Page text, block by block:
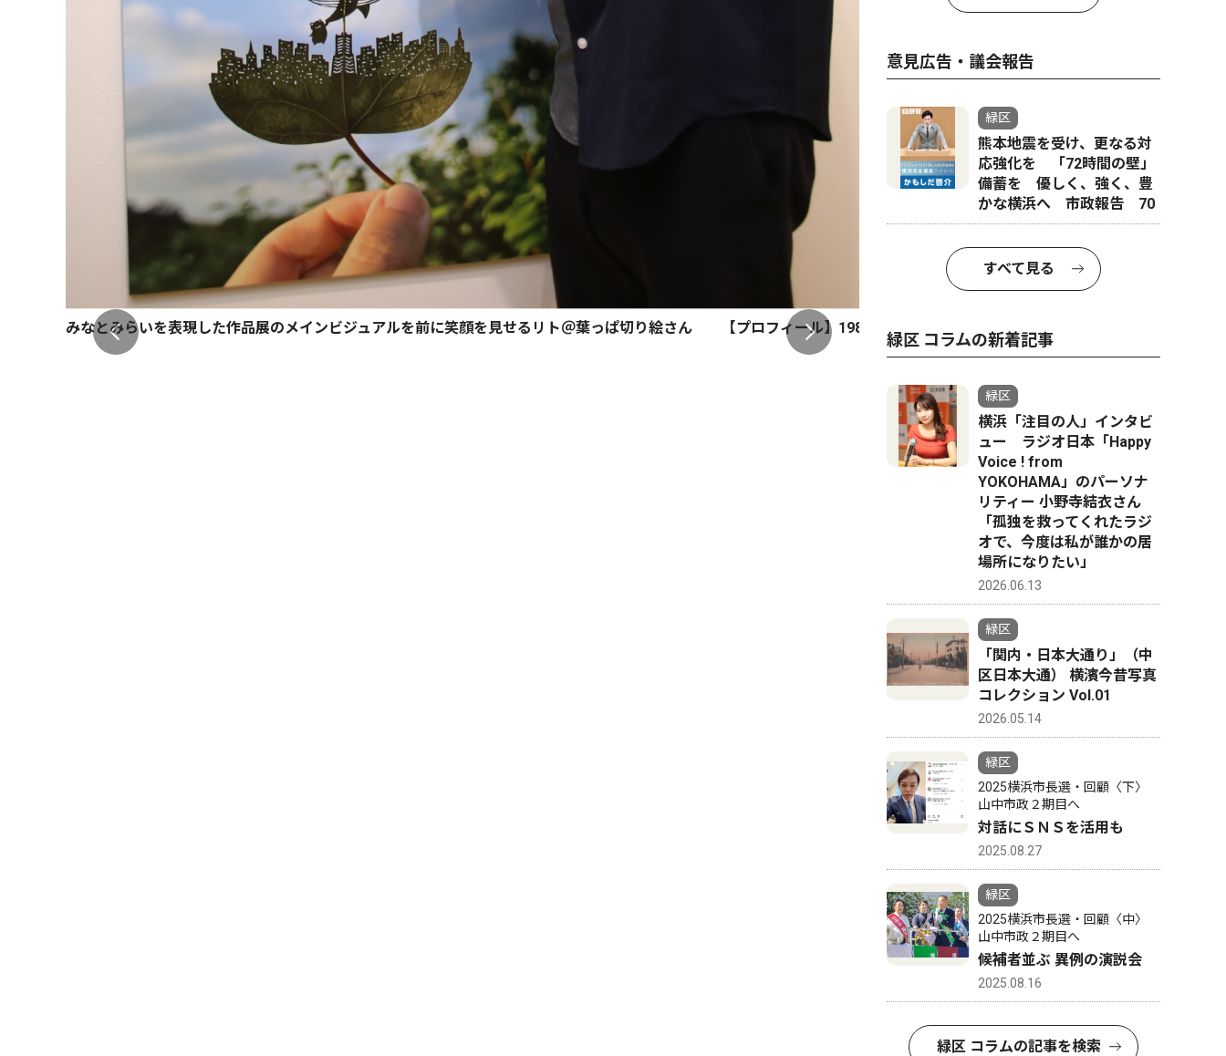
みなとみらいを表現した作品展のメインビジュアルを前に笑顔を見せるリト＠葉っぱ切り絵さん 【プロフィール】1986年7月14日、神奈川県出身。横浜市保土ケ谷区の富
意見広告・議会報告
緑区
熊本地震を受け、更なる対
応強化を 「72時間の壁」
備蓄を 優しく、強く、豊
かな横浜へ 市政報告 70
すべて見る
緑区 コラムの新着記事
緑区
横浜「注目の人」インタビ
ュー ラジオ日本「Happy
Voice ! from
YOKOHAMA」のパーソナ
リティー 小野寺結衣さん
「孤独を救ってくれたラジ
オで、今度は私が誰かの居
場所になりたい」
2026.06.13
緑区
「関内・日本大通り」（中
区日本大通） 横濱今昔写真
コレクション Vol.01
2026.05.14
緑区
2025横浜市長選・回顧〈下〉
山中市政２期目へ
対話にＳＮＳを活用も
2025.08.27
緑区
2025横浜市長選・回顧〈中〉
山中市政２期目へ
候補者並ぶ 異例の演説会
2025.08.16
緑区 コラムの記事を検索